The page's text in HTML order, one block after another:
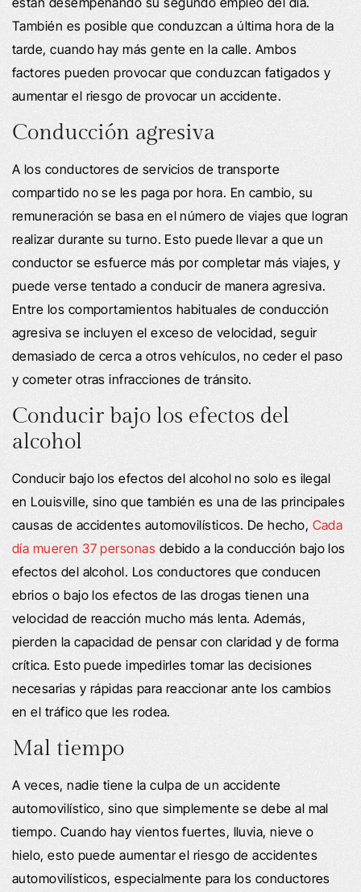
También es posible que conduzcan a última hora de la
tarde, cuando hay más gente en la calle. Ambos
factores pueden provocar que conduzcan fatigados y
aumentar el riesgo de provocar un accidente.
Conducción agresiva
A los conductores de servicios de transporte
compartido no se les paga por hora. En cambio, su
remuneración se basa en el número de viajes que logran
realizar durante su turno. Esto puede llevar a que un
conductor se esfuerce más por completar más viajes, y
puede verse tentado a conducir de manera agresiva.
Entre los comportamientos habituales de conducción
agresiva se incluyen el exceso de velocidad, seguir
demasiado de cerca a otros vehículos, no ceder el paso
y cometer otras infracciones de tránsito.
Conducir bajo los efectos del
alcohol
Conducir bajo los efectos del alcohol no solo es ilegal
en Louisville, sino que también es una de las principales
causas de accidentes automovilísticos. De hecho, Cada
día mueren 37 personas debido a la conducción bajo los
efectos del alcohol. Los conductores que conducen
ebrios o bajo los efectos de las drogas tienen una
velocidad de reacción mucho más lenta. Además,
pierden la capacidad de pensar con claridad y de forma
crítica. Esto puede impedirles tomar las decisiones
necesarias y rápidas para reaccionar ante los cambios
en el tráfico que les rodea.
Mal tiempo
A veces, nadie tiene la culpa de un accidente
automovilístico, sino que simplemente se debe al mal
tiempo. Cuando hay vientos fuertes, lluvia, nieve o
hielo, esto puede aumentar el riesgo de accidentes
automovilísticos, especialmente para los conductores